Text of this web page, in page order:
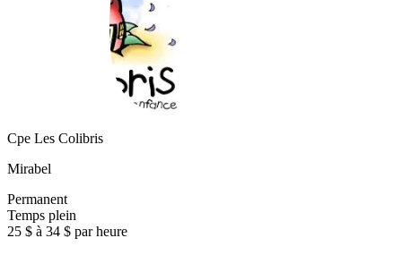
Cpe Les Colibris
Mirabel
Permanent
Temps plein
25 $ à 34 $ par heure